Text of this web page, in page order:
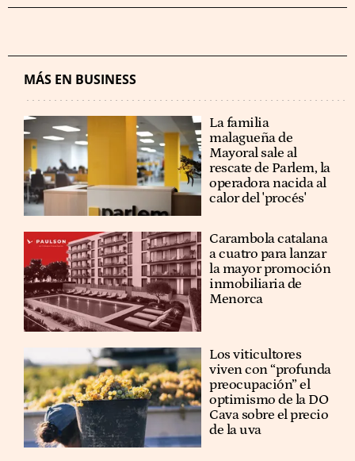
MÁS EN BUSINESS
La familia
malagueña de
Mayoral sale al
rescate de Parlem, la
operadora nacida al
calor del 'procés'
Carambola catalana
a cuatro para lanzar
la mayor promoción
inmobiliaria de
Menorca
Los viticultores
viven con “profunda
preocupación” el
optimismo de la DO
Cava sobre el precio
de la uva